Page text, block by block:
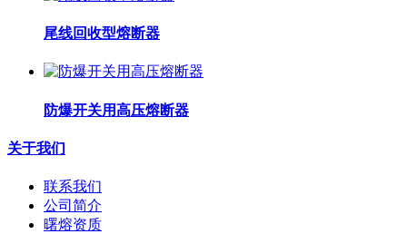
尾线回收型熔断器
防爆开关用高压熔断器
关于我们
联系我们
公司简介
曙熔资质